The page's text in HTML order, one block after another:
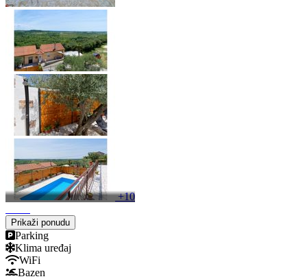
+10
Prikaži ponudu
Parking
Klima uređaj
WiFi
Bazen